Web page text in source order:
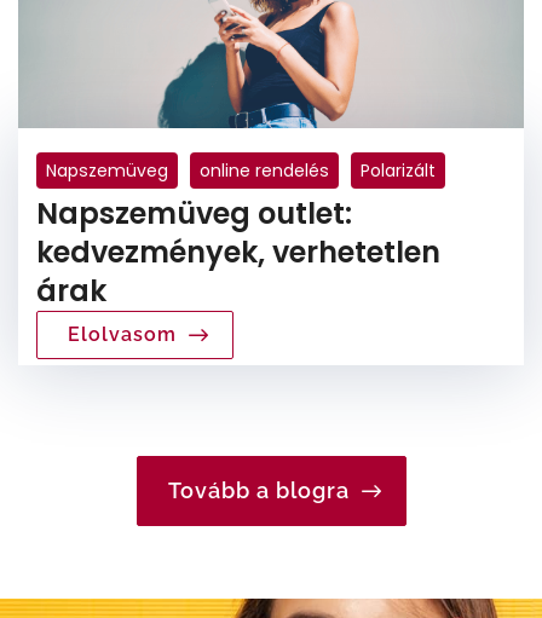
Napszemüveg online rendelés Polarizált
Napszemüveg outlet:
kedvezmények, verhetetlen
árak
Elolvasom
Tovább a blogra